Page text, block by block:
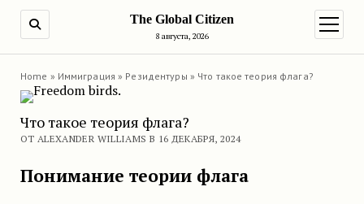
The Global Citizen
8 августа, 2026
Home » Иммиграция » Резидентуры » Что такое теория флага?
Что такое теория флага?
ОТ ALEXANDER WILLIAMS В 16 ДЕКАБРЯ, 2024
Понимание теории флага